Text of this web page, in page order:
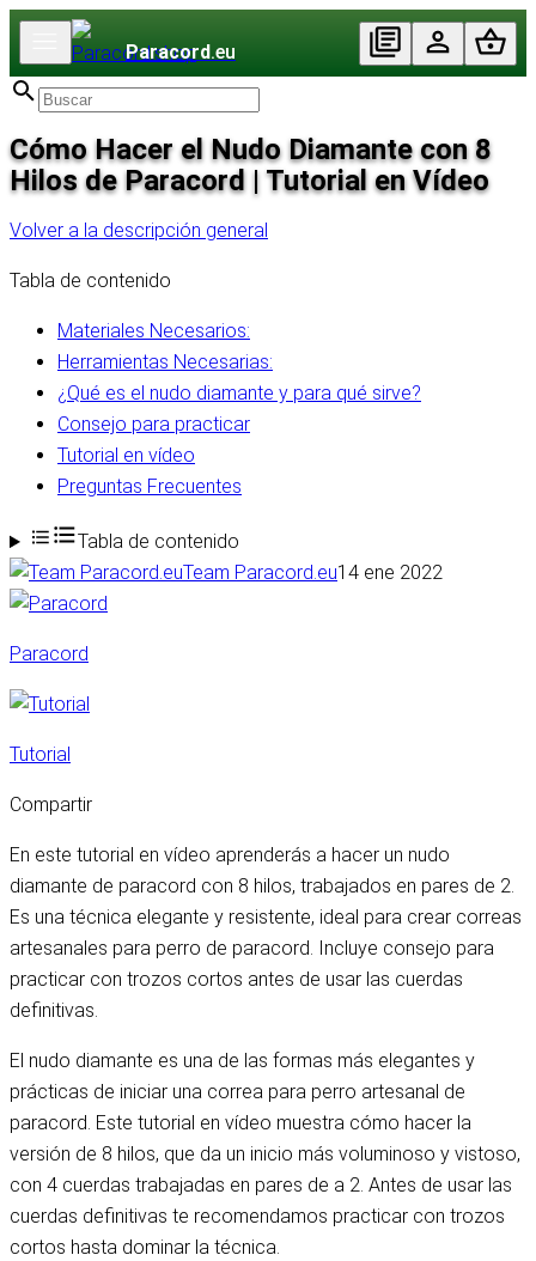
Paracord.eu
Cómo Hacer el Nudo Diamante con 8
Hilos de Paracord | Tutorial en Vídeo
Volver a la descripción general
Tabla de contenido
Materiales Necesarios:
Herramientas Necesarias:
¿Qué es el nudo diamante y para qué sirve?
Consejo para practicar
Tutorial en vídeo
Preguntas Frecuentes
Tabla de contenido
Team Paracord.eu14 ene 2022
Paracord
Tutorial
Compartir
En este tutorial en vídeo aprenderás a hacer un nudo
diamante de paracord con 8 hilos, trabajados en pares de 2.
Es una técnica elegante y resistente, ideal para crear correas
artesanales para perro de paracord. Incluye consejo para
practicar con trozos cortos antes de usar las cuerdas
definitivas.
El nudo diamante es una de las formas más elegantes y
prácticas de iniciar una correa para perro artesanal de
paracord. Este tutorial en vídeo muestra cómo hacer la
versión de 8 hilos, que da un inicio más voluminoso y vistoso,
con 4 cuerdas trabajadas en pares de a 2. Antes de usar las
cuerdas definitivas te recomendamos practicar con trozos
cortos hasta dominar la técnica.